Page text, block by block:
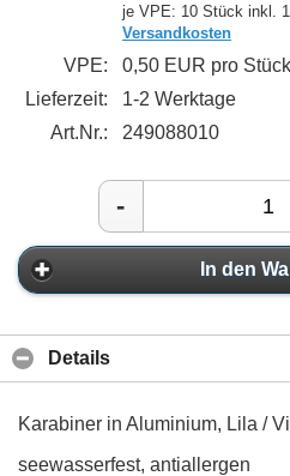
je VPE: 10 Stück inkl.
Versandkosten
VPE:
0,50 EUR pro Stück
Lieferzeit:
1-2 Werktage
Art.Nr.:
249088010
-
In den
Details
Karabiner in Aluminium, Lila /
seewasserfest, antiallergen